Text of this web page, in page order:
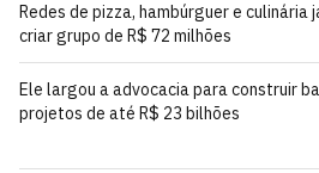
Redes de pizza, hambúrguer e
criar grupo de R$ 72 milhões
Ele largou a advocacia para construir
projetos de até R$ 23 bilhões